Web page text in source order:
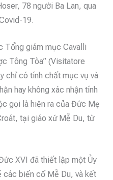
78 người Ba Lan, qua
19.
Tổng giám mục Cavalli
Tông Tòa” (Visitatore
chỉ có tính chất mục vụ và
hay không xác nhận tính
gọi là hiện ra của Đức Mẹ
tại giáo xứ Mễ Du, từ
XVI đã thiết lập một Ủy
các biến cố Mễ Du, và kết